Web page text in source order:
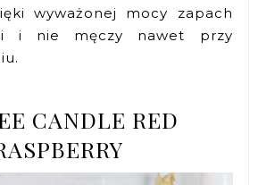
wyważonej mocy zapach
i nie męczy nawet przy
CANDLE RED